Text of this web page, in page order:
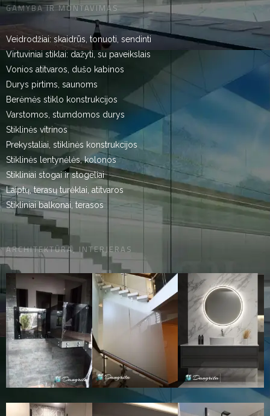
GAMYBA IR MONTAVIMAS
Veidrodžiai: skaidrūs, tonuoti, sendinti
Virtuviniai stiklai: dažyti, su paveikslais
Vonios atitvaros, dušo kabinos
Durys pirtims, saunoms
Berėmės stiklo konstrukcijos
Varstomos, stumdomos durys
Stiklinės vitrinos
Prekystaliai, stiklinės konstrukcijos
Stiklinės lentynėlės, kolonos
Stikliniai stogai ir stogeliai
Laiptų, terasų turėklai, atitvaros
Stikliniai balkonai, terasos
ARCHITEKTŪRA, INTERJERAS